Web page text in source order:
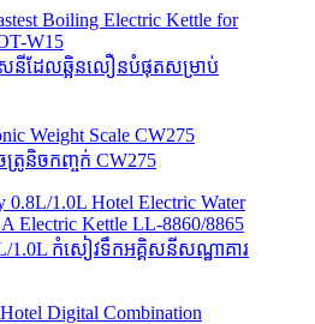
នីដែលឆ្អិនលឿនបំផុតសម្រាប់
ត្រូនិចកញ្ចក់ CW275
1.0L កំសៀវទឹកអគ្គិសនីសណ្ឋាគារ